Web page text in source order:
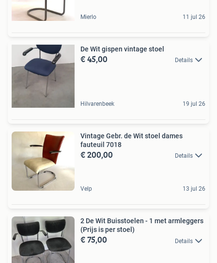
Mierlo 11 jul 26
De Wit gispen vintage stoel
€ 45,00 Details
Hilvarenbeek 19 jul 26
Vintage Gebr. de Wit stoel dames
fauteuil 7018
€ 200,00 Details
Velp 13 jul 26
2 De Wit Buisstoelen - 1 met armleggers
(Prijs is per stoel)
€ 75,00 Details